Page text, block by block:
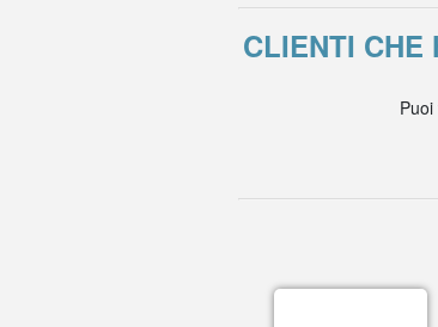
CLIENTI CHE